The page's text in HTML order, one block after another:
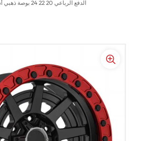
الدفع الرباعي 20 22 24 بوصة ذهبي أسود تكلم